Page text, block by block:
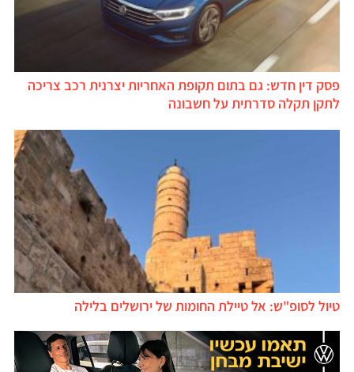
פסק דין חדש: גם בתום תקופת האחריות יצרנית רכב צריכה
לתקן תקלה סדרתית על חשבונה
טיול לסופ"ש: אל טיילת החומות של ירושלים בלילה